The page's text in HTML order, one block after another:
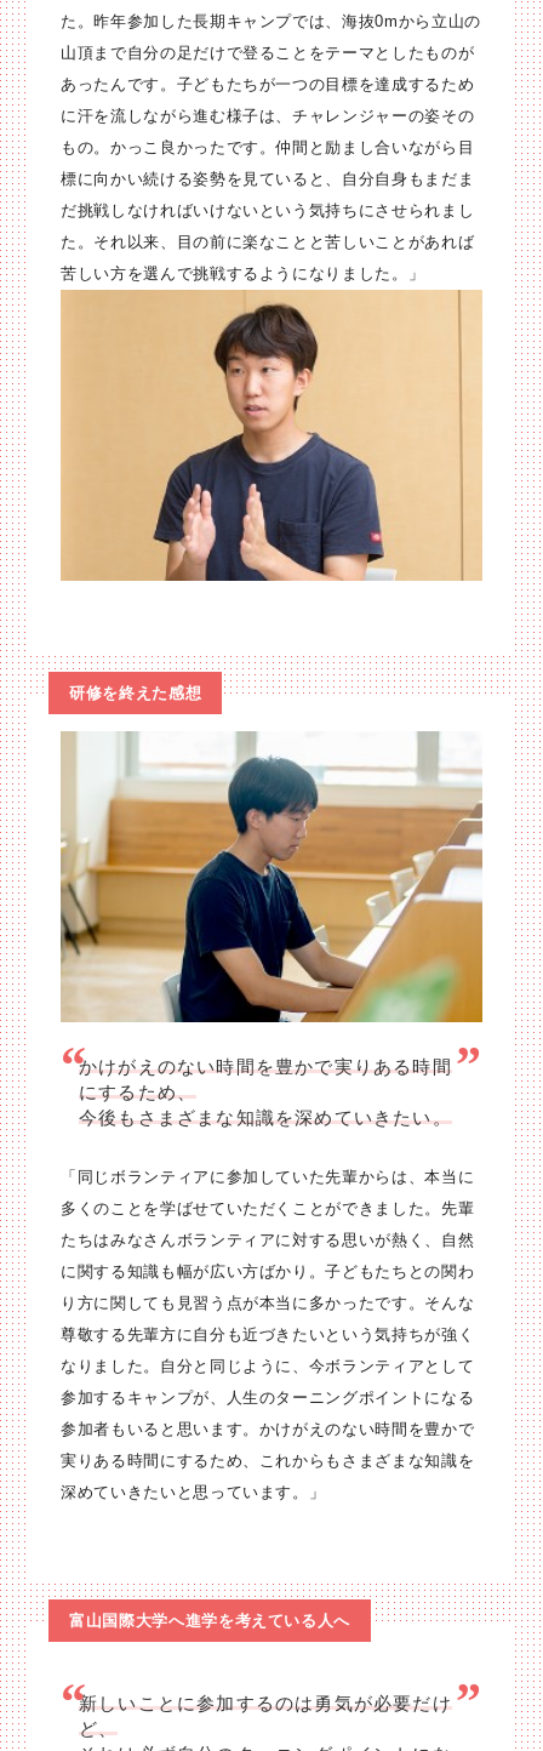
た。昨年参加した長期キャンプでは、海抜0mから立山の
山頂まで自分の足だけで登ることをテーマとしたものが
あったんです。子どもたちが一つの目標を達成するため
に汗を流しながら進む様子は、チャレンジャーの姿その
もの。かっこ良かったです。仲間と励まし合いながら目
標に向かい続ける姿勢を見ていると、自分自身もまだま
だ挑戦しなければいけないという気持ちにさせられまし
た。それ以来、目の前に楽なことと苦しいことがあれば
苦しい方を選んで挑戦するようになりました。」
研修を終えた感想
かけがえのない時間を豊かで実りある時間
にするため、
今後もさまざまな知識を深めていきたい。
「同じボランティアに参加していた先輩からは、本当に
多くのことを学ばせていただくことができました。先輩
たちはみなさんボランティアに対する思いが熱く、自然
に関する知識も幅が広い方ばかり。子どもたちとの関わ
り方に関しても見習う点が本当に多かったです。そんな
尊敬する先輩方に自分も近づきたいという気持ちが強く
なりました。自分と同じように、今ボランティアとして
参加するキャンプが、人生のターニングポイントになる
参加者もいると思います。かけがえのない時間を豊かで
実りある時間にするため、これからもさまざまな知識を
深めていきたいと思っています。」
富山国際大学へ進学を考えている人へ
新しいことに参加するのは勇気が必要だけ
ど、